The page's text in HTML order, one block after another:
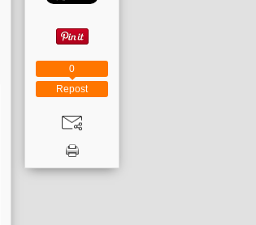
Repost
0